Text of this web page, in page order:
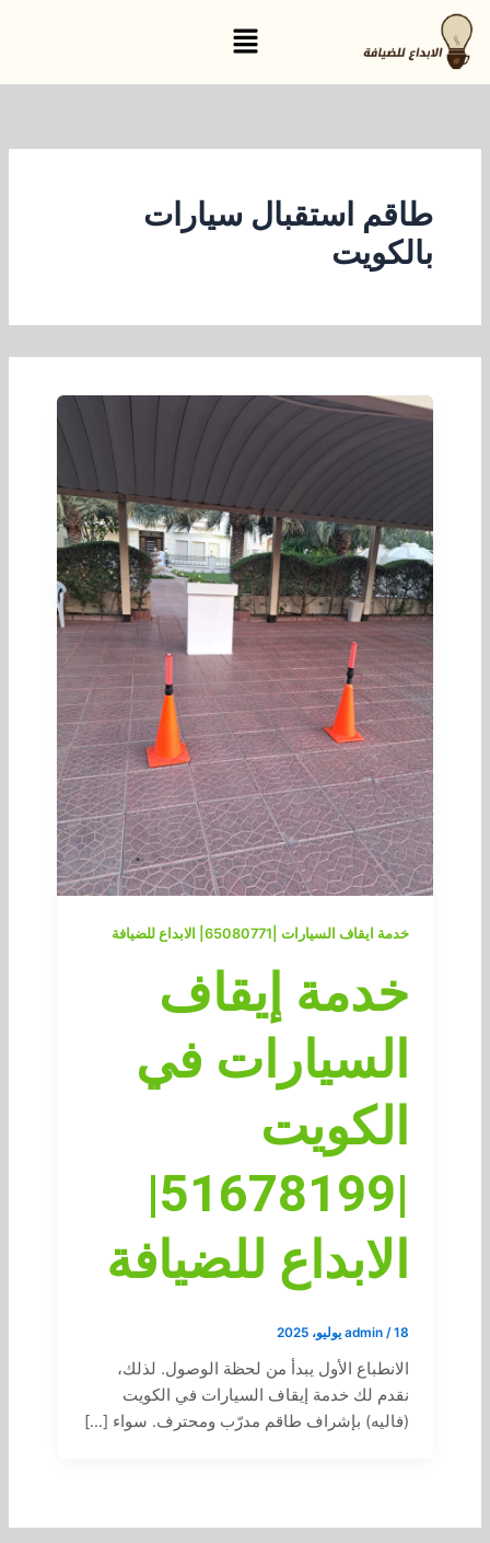
تخطي
إلى
المحتوى
القائمة
طاقم استقبال سيارات
بالكويت
خدمة ايقاف السيارات |65080771| الابداع للضيافة
خدمة إيقاف
السيارات في
الكويت
|51678199|
الابداع للضيافة
admin /18 يوليو، 2025
الانطباع الأول يبدأ من لحظة الوصول. لذلك،
نقدم لك خدمة إيقاف السيارات في الكويت
(فاليه) بإشراف طاقم مدرّب ومحترف. سواء […]